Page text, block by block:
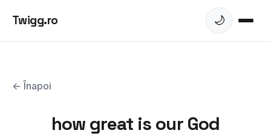
Twigg.ro 🌙
← Înapoi
how great is our God